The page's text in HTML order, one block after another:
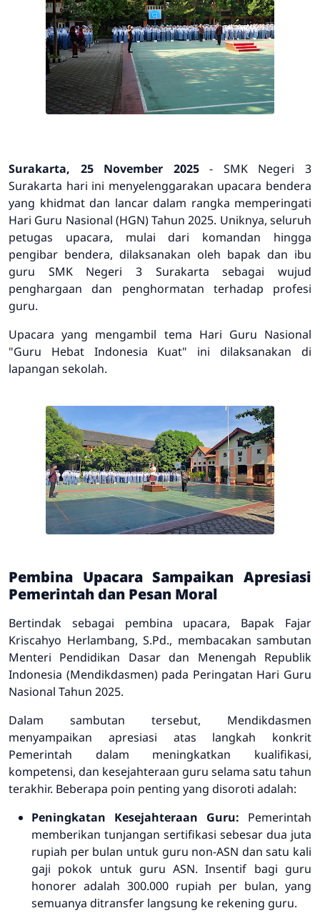
Surakarta, 25 November 2025- SMK Negeri 3
Surakarta hari ini menyelenggarakan upacara bendera
yang khidmat dan lancar dalam rangka memperingati
Hari Guru Nasional (HGN) Tahun 2025. Uniknya, seluruh
petugas upacara, mulai dari komandan hingga
pengibar bendera, dilaksanakan oleh bapak dan ibu
guru SMK Negeri 3 Surakarta sebagai wujud
penghargaan dan penghormatan terhadap profesi
guru.
Upacara yang mengambil tema Hari Guru Nasional
"Guru Hebat Indonesia Kuat" ini dilaksanakan di
lapangan sekolah.
Pembina Upacara Sampaikan Apresiasi
Pemerintah dan Pesan Moral
Bertindak sebagai pembina upacara, Bapak Fajar
Kriscahyo Herlambang, S.Pd., membacakan sambutan
Menteri Pendidikan Dasar dan Menengah Republik
Indonesia (Mendikdasmen) pada Peringatan Hari Guru
Nasional Tahun 2025.
Dalam sambutan tersebut, Mendikdasmen
menyampaikan apresiasi atas langkah konkrit
Pemerintah dalam meningkatkan kualifikasi,
kompetensi, dan kesejahteraan guru selama satu tahun
terakhir. Beberapa poin penting yang disoroti adalah:
Peningkatan Kesejahteraan Guru: Pemerintah
memberikan tunjangan sertifikasi sebesar dua juta
rupiah per bulan untuk guru non-ASN dan satu kali
gaji pokok untuk guru ASN.Insentif bagi guru
honorer adalah 300.000 rupiah per bulan, yang
semuanya ditransfer langsung ke rekening guru.